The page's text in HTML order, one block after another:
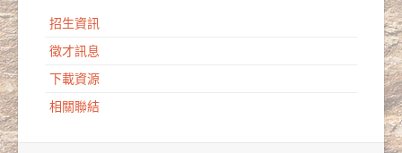
招生資訊
徵才訊息
下載資源
相關聯結